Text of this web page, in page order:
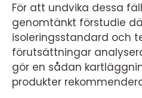
För att undvika dessa
genomtänkt förstudie
isoleringsstandard och
förutsättningar
gör en sådan
produkter